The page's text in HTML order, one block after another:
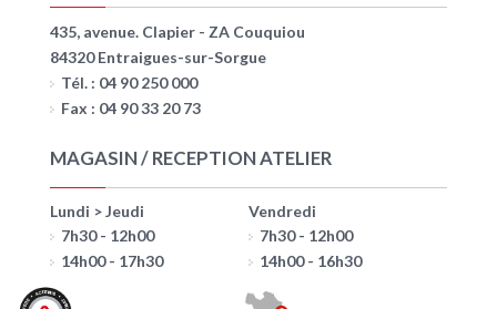
435, avenue. Clapier - ZA Couquiou
84320 Entraigues-sur-Sorgue
Tél. : 04 90 250 000
Fax : 04 90 33 20 73
MAGASIN / RECEPTION ATELIER
Lundi > Jeudi
7h30 - 12h00
14h00 - 17h30
Vendredi
7h30 - 12h00
14h00 - 16h30